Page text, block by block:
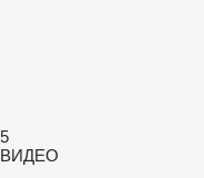
5
ВИДЕО